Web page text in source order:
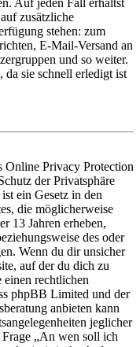
zusätzliche
stehen: zum
E-Mail-Versand an
und so weiter.
sie schnell erledigt ist
Online Privacy Protection
der Privatsphäre
ein Gesetz in den
die möglicherweise
13 Jahren erheben,
des oder
Wenn du dir unsicher
auf der du dich zu
einen rechtlichen
phpBB Limited und der
anbieten kann
jeglicher
„An wen soll ich